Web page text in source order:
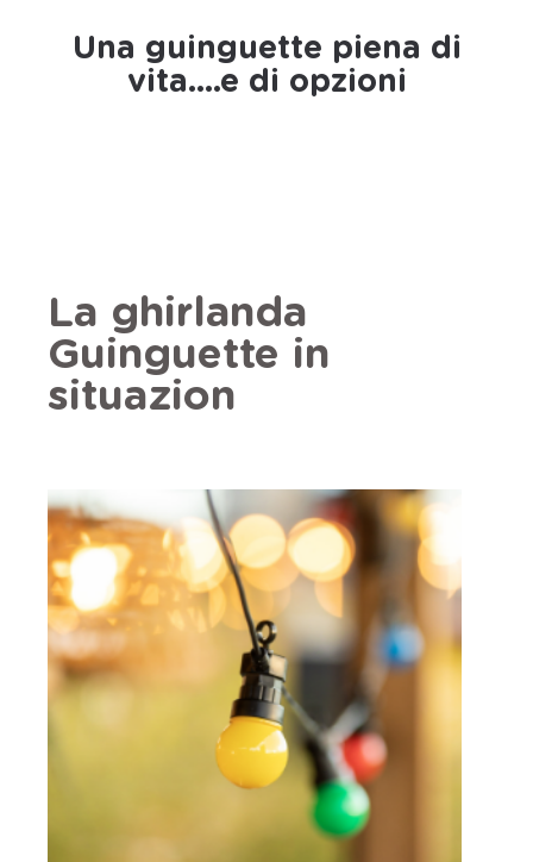
Una guinguette piena di
vita....e di opzioni
La ghirlanda
Guinguette in
situazion